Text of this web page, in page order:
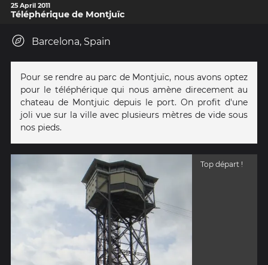
25 April 2011
Téléphérique de Montjuïc
Barcelona, Spain
Pour se rendre au parc de Montjuïc, nous avons optez
pour le téléphérique qui nous amène direcement au
chateau de Montjuic depuis le port. On profit d'une
joli vue sur la ville avec plusieurs mètres de vide sous
nos pieds.
Top départ !